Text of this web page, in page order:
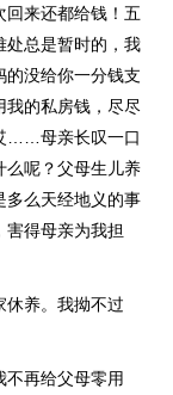
回来还都给钱！五
处总是暂时的，我
的没给你一分钱支
我的私房钱，尽尽
……母亲长叹一口
么呢？父母生儿养
多么天经地义的事
害得母亲为我担
休养。我拗不过
再给父母零用